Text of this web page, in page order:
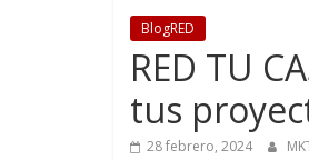
BlogRED
RED TU
tus
28 febrero, 2024